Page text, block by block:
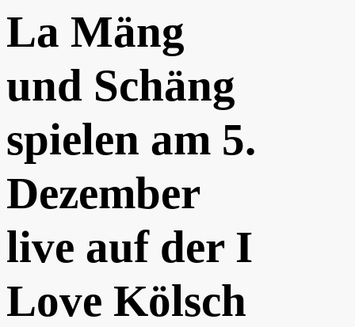
La Mäng
und Schäng
spielen am 5.
Dezember
live auf der I
Love Kölsch